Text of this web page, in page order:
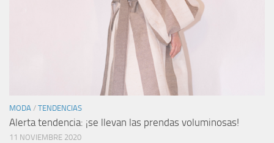
MODA / TENDENCIAS
Alerta tendencia: ¡se llevan las prendas voluminosas!
11 NOVIEMBRE 2020